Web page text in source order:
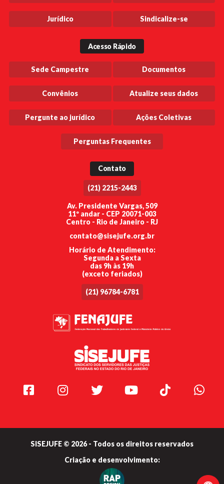
Jurídico Sindicalize-se
Acesso Rápido
Sede Campestre Documentos
Convênios Atualize seus dados
Pergunte ao jurídico Ações Coletivas
Perguntas Frequentes
Contato
(21) 2215-2443
Av. Presidente Vargas, 509
11º andar - CEP 20071-003
Centro - Rio de Janeiro - RJ
contato@sisejufe.org.br
Horário de Atendimento:
Segunda a Sexta
das 9h às 19h
(exceto feriados)
(21) 96784-6781
Facebook Instagram Twitter Youtube TikTok
SISEJUFE © 2026 - Todos os direitos reservados
Criação e desenvolvimento: